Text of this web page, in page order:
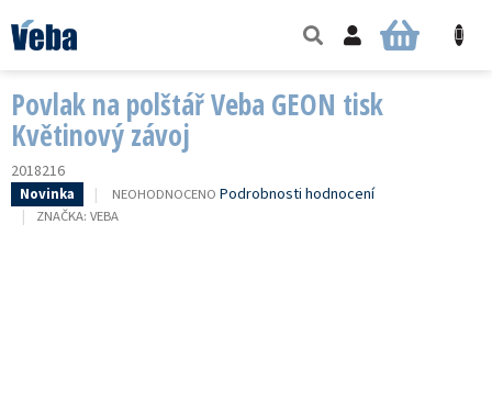
na
obsah
NÁKUPNÍ
Povlak na polštář Veba GEON tisk
Květinový závoj
2018216
Novinka
PRŮMĚRNÉ
HODNOCENÍ
NEOHODNOCENO Podrobnosti hodnocení
ZNAČKA: VEBA